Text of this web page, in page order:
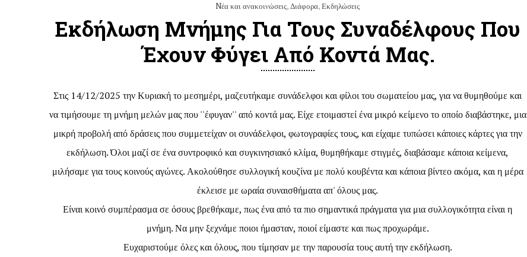
Nέα και ανακοινώσεις,Διάφορα,Εκδηλώσεις
Εκδήλωση Μνήμης Για Τους Συναδέλφους Που
Έχουν Φύγει Από Κοντά Μας.
Στις 14/12/2025 την Κυριακή το μεσημέρι, μαζευτήκαμε συνάδελφοι και φίλοι του σωματείου μας, για να θυμηθούμε και
να τιμήσουμε τη μνήμη μελών μας που ''έφυγαν'' από κοντά μας. Είχε ετοιμαστεί ένα μικρό κείμενο το οποίο διαβάστηκε, μια
μικρή προβολή από δράσεις που συμμετείχαν οι συνάδελφοι, φωτογραφίες τους, και είχαμε τυπώσει κάποιες κάρτες για την
εκδήλωση. Όλοι μαζί σε ένα συντροφικό και συγκινησιακό κλίμα, θυμηθήκαμε στιγμές, διαβάσαμε κάποια κείμενα,
μιλήσαμε για τους κοινούς αγώνες. Ακολούθησε συλλογική κουζίνα με πολύ κουβέντα και κάποια βίντεο ακόμα, και η μέρα
έκλεισε με ωραία συναισθήματα απ' όλους μας.
Είναι κοινό συμπέρασμα σε όσους βρεθήκαμε, πως ένα από τα πιο σημαντικά πράγματα για μια συλλογικότητα είναι η
μνήμη. Να μην ξεχνάμε ποιοι ήμασταν, ποιοί είμαστε και πως προχωράμε.
Ευχαριστούμε όλες και όλους, που τίμησαν με την παρουσία τους αυτή την εκδήλωση.